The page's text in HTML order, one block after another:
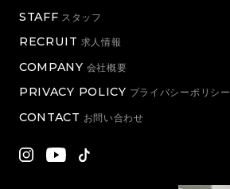
STAFF スタッフ
RECRUIT 求人情報
COMPANY 会社概要
PRIVACY POLICY プライバシーポリシー
CONTACT お問い合わせ